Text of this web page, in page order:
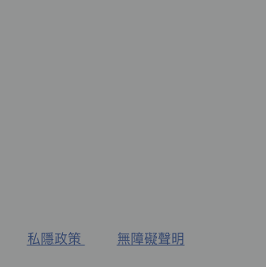
私隱政策 無障礙聲明